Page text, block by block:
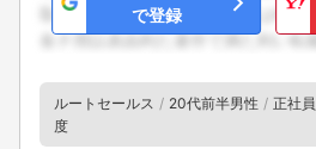
で登録
ルートセールス 20代前半男性 正社員
度